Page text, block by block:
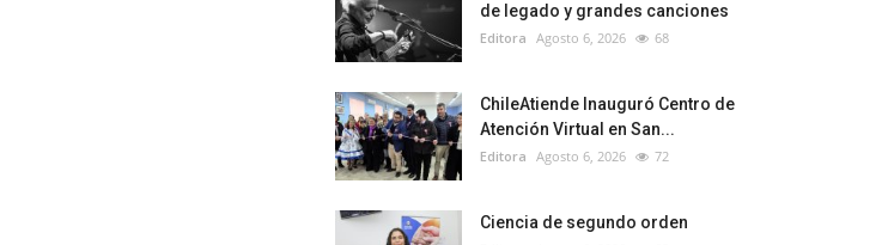
de legado y grandes canciones
Editora Agosto 6, 2026 68
ChileAtiende Inauguró Centro de
Atención Virtual en San...
Editora Agosto 6, 2026 72
Ciencia de segundo orden